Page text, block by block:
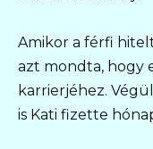
Amikor a férfi
azt mondta, hogy
karrierjéhez.
is Kati fizette